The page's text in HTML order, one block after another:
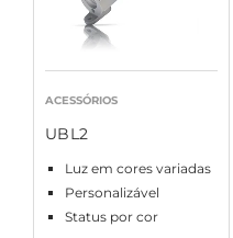
ACESSÓRIOS
UBL2
Luz em cores variadas
Personalizável
Status por cor